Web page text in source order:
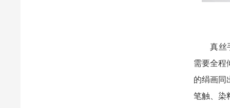
真丝手
需要全程
的绢画同
笔触、染